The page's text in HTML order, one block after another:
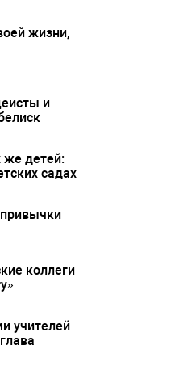
жизни,
и
же детей:
садах
коллеги
учителей